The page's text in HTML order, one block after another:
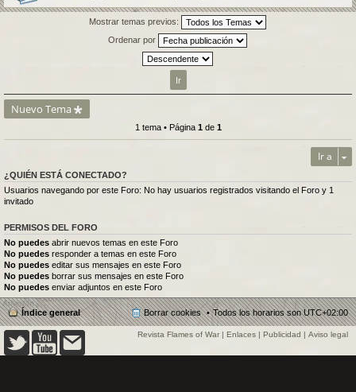
Mostrar temas previos:
Ordenar por
Nuevo Tema
1 tema • Página 1de 1
Ir a
¿QUIÉN ESTÁ CONECTADO?
Usuarios navegando por este Foro: No hay usuarios registrados visitando el Foro y 1
invitado
PERMISOS DEL FORO
No puedes abrir nuevos temas en este Foro
No puedes responder a temas en este Foro
No puedes editar sus mensajes en este Foro
No puedes borrar sus mensajes en este Foro
No puedes enviar adjuntos en este Foro
Índice general Todos los horarios sonUTC+02:00
Borrar cookies
Revista Flames of War | Enlaces | Publicidad | Aviso legal